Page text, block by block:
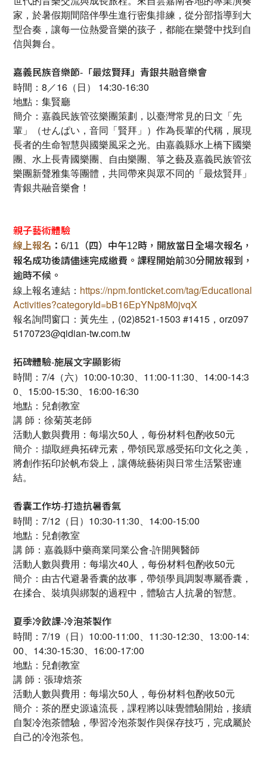
家，於暑假期間陪伴學生進行密集排練，從分部指導到大
型合奏，讓每一位熱愛音樂的孩子，都能在樂聲中找到自
信與舞台。
嘉義民族音樂節-「最炫賢拜」青銀共融音樂會
時間：8／16（日） 14:30-16:30
地點：集賢廳
簡介：嘉義民族管弦樂團策劃，以臺灣常見的日文「先
輩」（せんぱい，音同「賢拜」）作為長輩的代稱，展現
長者的生命智慧與國樂風采之光。由嘉義縣水上橋下國樂
團、水上長青國樂團、自由樂團、箏之藝及嘉義民族管弦
樂團新聲雅集等團體，共同帶來與眾不同的「最炫賢拜」
青銀共融音樂會！
親子藝術體驗
線上報名 ：6/11（四）中午12時，開放當日全場次報名，
報名成功後請儘速完成繳費。課程開始前30分開放報到，
逾時不候。
線上報名連結： https://npm.fonticket.com/tag/Educational
Activities?categoryId=bB16EpYNp8M0jvqX
報名詢問窗口：黃先生，(02)8521-1503 #1415，orz097
5170723@qidian-tw.com.tw
拓碑體驗-施展文字顯影術
時間：7/4（六）10:00-10:30、11:00-11:30、14:00-14:3
0、15:00-15:30、16:00-16:30
地點：兒創教室
講 師：徐菊英老師
活動人數與費用：每場次50人，每份材料包酌收50元
簡介：擷取經典拓碑元素，帶領民眾感受拓印文化之美，
將創作拓印於帆布袋上，讓傳統藝術與日常生活緊密連
結。
香囊工作坊-打造抗暑香氣
時間：7/12（日）10:30-11:30、14:00-15:00
地點：兒創教室
講 師：嘉義縣中藥商業同業公會-許開興醫師
活動人數與費用：每場次40人，每份材料包酌收50元
簡介：由古代避暑香囊的故事，帶領學員調製專屬香囊，
在揉合、裝填與綁製的過程中，體驗古人抗暑的智慧。
夏季冷飲課-冷泡茶製作
時間：7/19（日）10:00-11:00、11:30-12:30、13:00-14:
00、14:30-15:30、16:00-17:00
地點：兒創教室
講 師：張瑋焙茶
活動人數與費用：每場次50人，每份材料包酌收50元
簡介：茶的歷史源遠流長，課程將以味覺體驗開始，接續
自製冷泡茶體驗，學習冷泡茶製作與保存技巧，完成屬於
自己的冷泡茶包。